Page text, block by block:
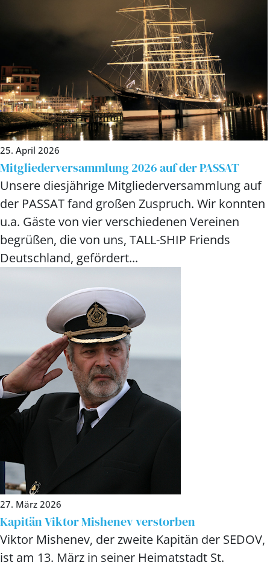
25. April 2026
Mitgliederversammlung 2026 auf der PASSAT
Unsere diesjährige Mitgliederversammlung auf
der PASSAT fand großen Zuspruch. Wir konnten
u.a. Gäste von vier verschiedenen Vereinen
begrüßen, die von uns, TALL-SHIP Friends
Deutschland, gefördert...
27. März 2026
Kapitän Viktor Mishenev verstorben
Viktor Mishenev, der zweite Kapitän der SEDOV,
ist am 13. März in seiner Heimatstadt St.